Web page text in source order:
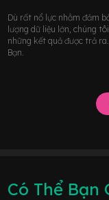
Dù rất nổ lực nhằm đảm
lượng dữ liệu lớn, chúng
những kết quả được trả
Bạn.
Có Thể Bạn